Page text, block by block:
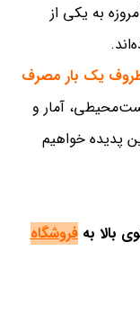
به یکی از
یک‌ بار مصرف
آمار و
پدیده خواهیم
بالا بهفروشگاه